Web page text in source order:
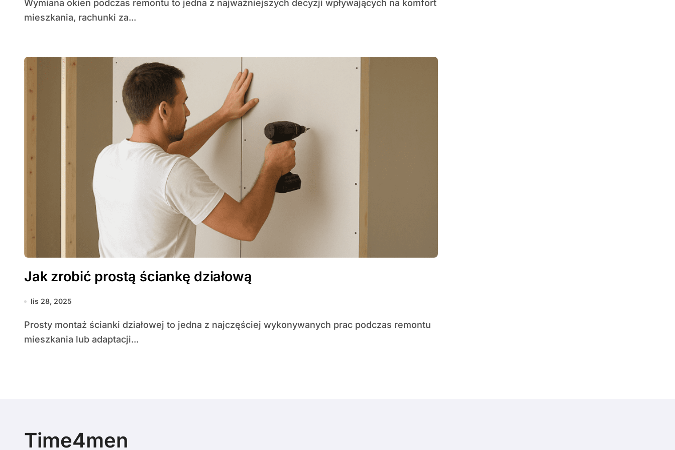
Wymiana okien podczas remontu to jedna z najważniejszych decyzji wpływających na komfort
mieszkania, rachunki za...
Jak zrobić prostą ściankę działową
lis 28, 2025
Prosty montaż ścianki działowej to jedna z najczęściej wykonywanych prac podczas remontu
mieszkania lub adaptacji...
Time4men